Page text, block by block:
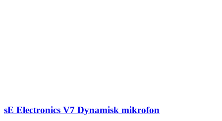
sE Electronics V7 Dynamisk mikrofon